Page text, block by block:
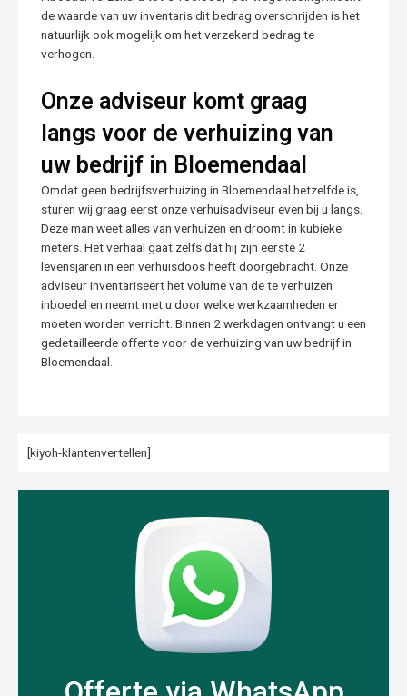
de waarde van uw inventaris dit bedrag overschrijden is het
natuurlijk ook mogelijk om het verzekerd bedrag te
verhogen.
Onze adviseur komt graag
langs voor de verhuizing van
uw bedrijf in Bloemendaal
Omdat geen bedrijfsverhuizing in Bloemendaal hetzelfde is,
sturen wij graag eerst onze verhuisadviseur even bij u langs.
Deze man weet alles van verhuizen en droomt in kubieke
meters. Het verhaal gaat zelfs dat hij zijn eerste 2
levensjaren in een verhuisdoos heeft doorgebracht. Onze
adviseur inventariseert het volume van de te verhuizen
inboedel en neemt met u door welke werkzaamheden er
moeten worden verricht. Binnen 2 werkdagen ontvangt u een
gedetailleerde offerte voor de verhuizing van uw bedrijf in
Bloemendaal.
[kiyoh-klantenvertellen]